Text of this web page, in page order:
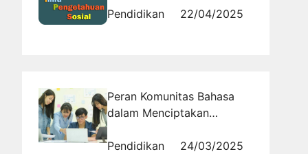
Online!
Pendidikan 22/04/2025
Peran Komunitas Bahasa
dalam Menciptakan
Pendidikan
24/03/2025